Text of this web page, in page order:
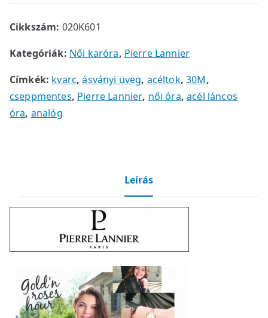
Cikkszám: 020K601
Kategóriák: Női karóra, Pierre Lannier
Címkék: kvarc,ásványi üveg, acéltok,30M,
cseppmentes, Pierre Lannier, női óra,acél láncos
óra, analóg
Leírás